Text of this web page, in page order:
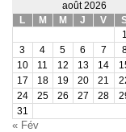
août 2026
L
M M J V
1
3
4 5 6 7
10
11 12 13 14
17
18 19 20 21
24
25 26 27 28
31
« Fév